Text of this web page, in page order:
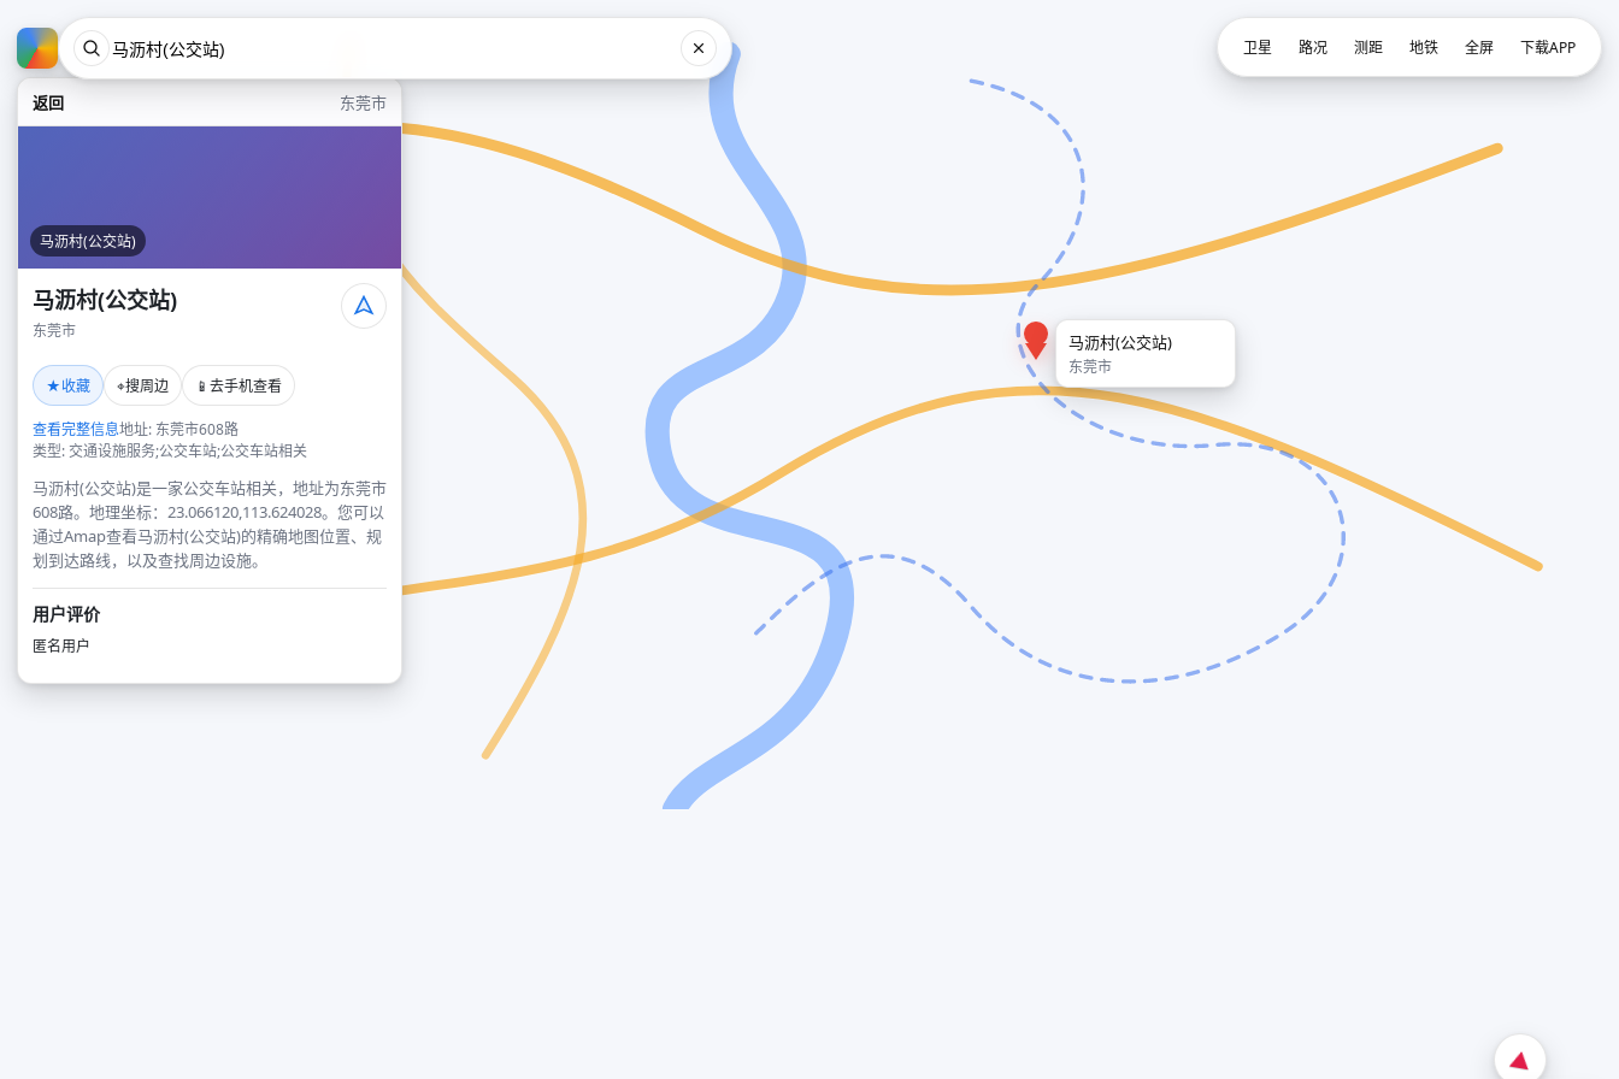
返回 东莞市
马沥村(公交站)
马沥村(公交站)
东莞市
★收藏 ⌖搜周边 📱 去手机查看
查看完整信息地址: 东莞市608路
类型: 交通设施服务;公交车站;公交车站相关
马沥村(公交站)是一家公交车站相关，地址为东莞市
608路。地理坐标：23.066120,113.624028。您可以
通过Amap查看马沥村(公交站)的精确地图位置、规
划到达路线，以及查找周边设施。
用户评价
匿名用户
马沥村(公交站)
东莞市
卫星 路况 测距 地铁 全屏 下载APP